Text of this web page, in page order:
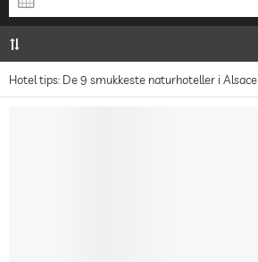
Hotel tips: De 9 smukkeste naturhoteller i Alsace